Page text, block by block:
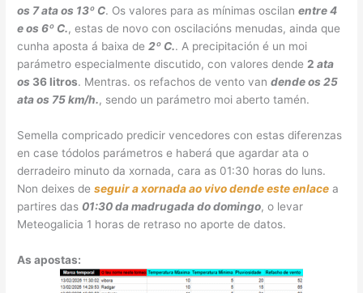
os 7 ata os 13º C. Os valores para as mínimas oscilanentre 4
e os 6º C., estas de novo con oscilacións menudas, ainda que
cunha aposta á baixa de2º C.. A precipitación é un moi
parámetro especialmente discutido, con valores dende 2ata
os 36 litros. Mentras. os refachos de vento vandende os 25
ata os 75 km/h., sendo un parámetro moi aberto tamén.
Semella compricado predicir vencedores con estas diferenzas
en case tódolos parámetros e haberá que agardar ata o
derradeiro minuto da xornada, cara as 01:30 horas do luns.
Non deixes deseguir a xornada ao vivo dende este enlace a
partires das 01:30 da madrugada do domingo, o levar
Meteogalicia 1 horas de retraso no aporte de datos.
As apostas: